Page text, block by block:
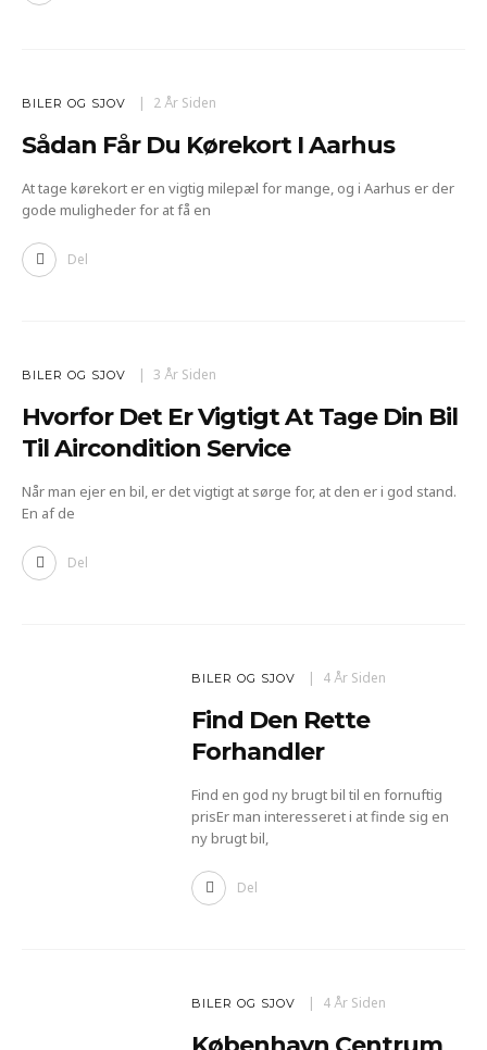
BILER OG SJOV 2 År Siden
Sådan Får Du Kørekort I Aarhus
At tage kørekort er en vigtig milepæl for mange, og i Aarhus er der
gode muligheder for at få en
Del
BILER OG SJOV 3 År Siden
Hvorfor Det Er Vigtigt At Tage Din Bil
Til Aircondition Service
Når man ejer en bil, er det vigtigt at sørge for, at den er i god stand.
En af de
Del
BILER OG SJOV 4 År Siden
Find Den Rette
Forhandler
Find en god ny brugt bil til en fornuftig
prisEr man interesseret i at finde sig en
ny brugt bil,
Del
BILER OG SJOV 4 År Siden